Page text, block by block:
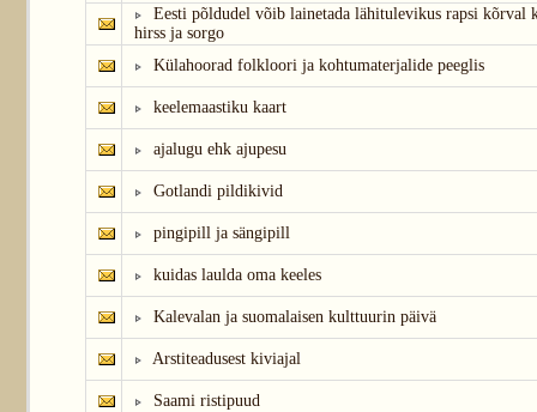
Eesti põldudel võib lainetada lähitulevikus rapsi kõrval
hirss ja sorgo
Külahoorad folkloori ja kohtumaterjalide peeglis
keelemaastiku kaart
ajalugu ehk ajupesu
Gotlandi pildikivid
pingipill ja sängipill
kuidas laulda oma keeles
Kalevalan ja suomalaisen kulttuurin päivä
Arstiteadusest kiviajal
Saami ristipuud